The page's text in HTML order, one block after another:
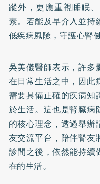
蹤外，更應重視睡眠
素。若能及早介入並持
低疾病風險，守護心腎健
吳美儀醫師表示，許多
在日常生活之中，因此
需要具備正確的疾病知
於生活。這也是腎臟病
的核心理念，透過舉辦
友交流平台，陪伴腎友
診間之後，依然能持續
在的生活。